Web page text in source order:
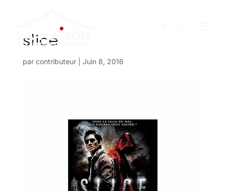
slice
par contributeur| Juin 8, 2016